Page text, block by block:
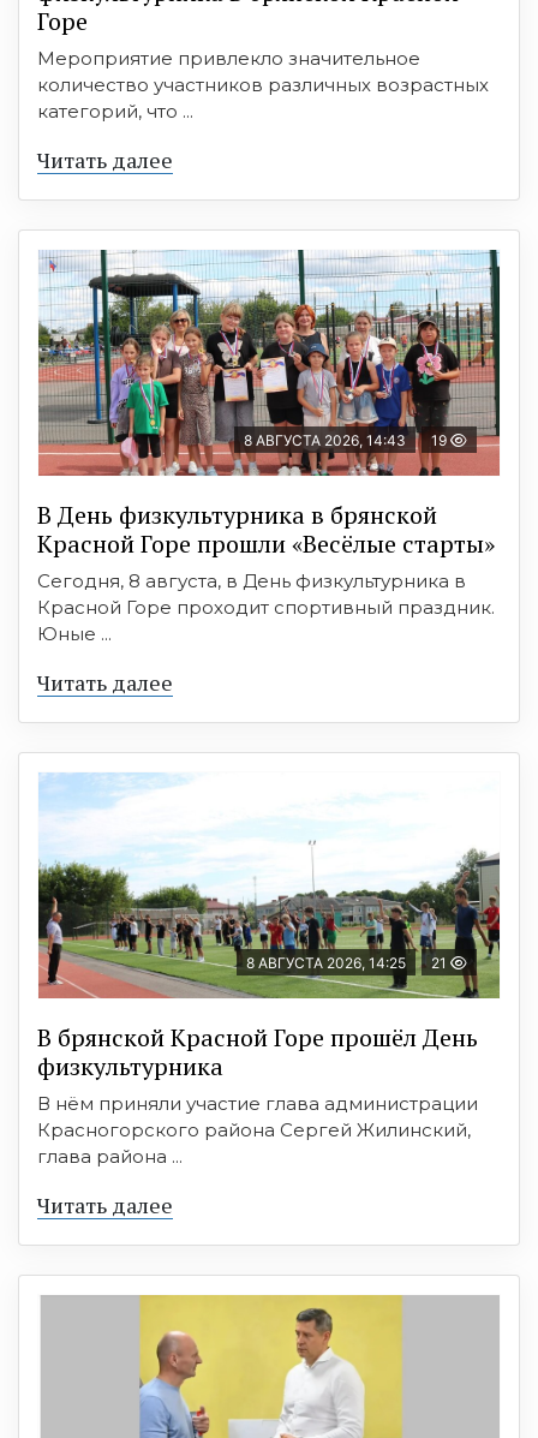
Горе
Мероприятие привлекло значительное
количество участников различных возрастных
категорий, что ...
Читать далее
8 АВГУСТА 2026, 14:43 19
В День физкультурника в брянской
Красной Горе прошли «Весёлые старты»
Сегодня, 8 августа, в День физкультурника в
Красной Горе проходит спортивный праздник.
Юные ...
Читать далее
8 АВГУСТА 2026, 14:25 21
В брянской Красной Горе прошёл День
физкультурника
В нём приняли участие глава администрации
Красногорского района Сергей Жилинский,
глава района ...
Читать далее